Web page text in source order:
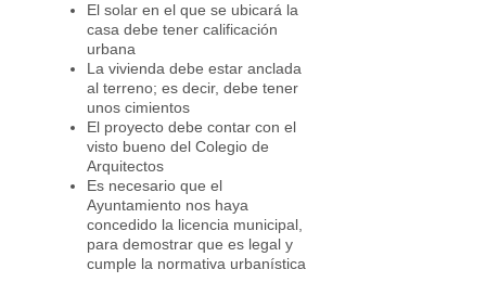
El solar en el que se ubicará la
casa debe tener calificación
urbana
La vivienda debe estar anclada
al terreno; es decir, debe tener
unos cimientos
El proyecto debe contar con el
visto bueno del Colegio de
Arquitectos
Es necesario que el
Ayuntamiento nos haya
concedido la licencia municipal,
para demostrar que es legal y
cumple la normativa urbanística